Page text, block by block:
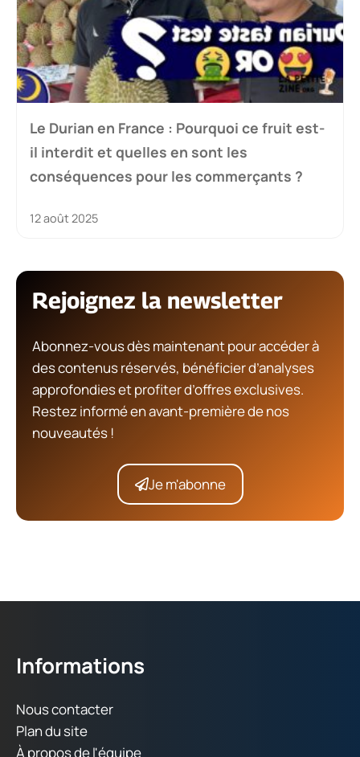
Le Durian en France : Pourquoi ce fruit est-
il interdit et quelles en sont les
conséquences pour les commerçants ?
12 août 2025
Rejoignez la newsletter
Abonnez-vous dès maintenant pour accéder à
des contenus réservés, bénéficier d’analyses
approfondies et profiter d’offres exclusives.
Restez informé en avant-première de nos
nouveautés !
Je m'abonne
Informations
Nous contacter
Plan du site
À propos de l'équipe